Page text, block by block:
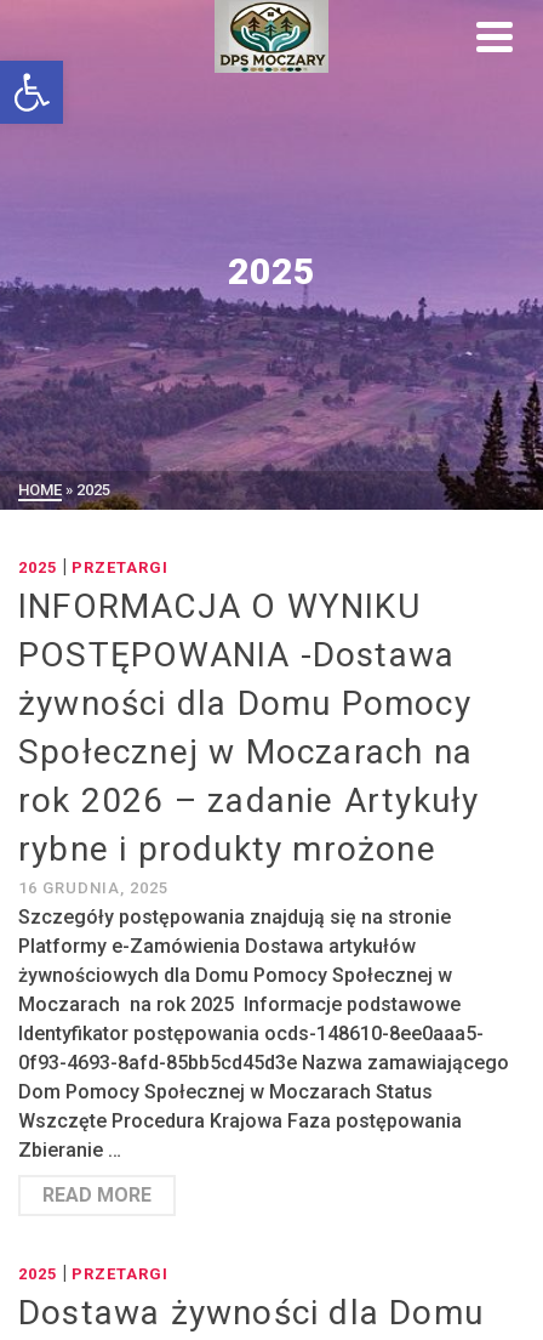
Otwórz pasek narzędzi
2025
HOME » 2025
2025 | PRZETARGI
INFORMACJA O WYNIKU
POSTĘPOWANIA -Dostawa
żywności dla Domu Pomocy
Społecznej w Moczarach na
rok 2026 – zadanie Artykuły
rybne i produkty mrożone
16 GRUDNIA, 2025
Szczegóły postępowania znajdują się na stronie
Platformy e-Zamówienia Dostawa artykułów
żywnościowych dla Domu Pomocy Społecznej w
Moczarach na rok 2025 Informacje podstawowe
Identyfikator postępowania ocds-148610-8ee0aaa5-
0f93-4693-8afd-85bb5cd45d3e Nazwa zamawiającego
Dom Pomocy Społecznej w Moczarach Status
Wszczęte Procedura Krajowa Faza postępowania
Zbieranie …
READ MORE
2025 | PRZETARGI
Dostawa żywności dla Domu